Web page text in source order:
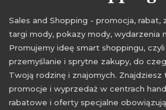
Sales and Shopping - promocja, rabat,
targi mody, pokazy mody, wydarzenia
Promujemy ideę smart shoppingu,
przemyślanie i sprytne zakupy, do
Twoją rodzinę i znajomych. Znajdziesz
promocje i wyprzedaż w centrach
rabatowe i oferty specjalne